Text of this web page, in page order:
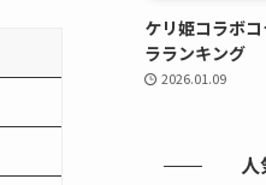
ケリ姫コラボ
ラランキング
2026.01.09
人